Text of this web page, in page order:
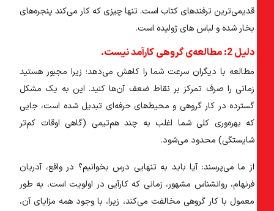
قدیمی‌ترین ترفندهای کتاب است. تنها چیزی که کار می‌کند پنجره‌های
بخار شده و لباس های ژولیده است.
دلیل 2: مطالعه‌ی گروهی کارآمد نیست.
مطالعه با دیگران سرعت شما را کاهش می‌دهد؛ زیرا مجبور هستید
زمانی را صرف تمرکز بر نقاط ضعف آن‌ها کنید. این به یک مشکل
گسترده در کار گروهی و محیط‌های حرفه‌ای تبدیل شده است، جایی
که بهره‌وری کلی شما اغلب به چند هم‌تیمی (گاهی اوقات کم‌تر
شایستگی) محدود می‌شود.
از ما می‌پرسند: آیا باید به تنهایی درس بخوانیم؟ در واقع، آدریان
فرنهام، روانشناس مشهور، زمانی که کارآیی در اولویت است، به طور
معمول با کار گروهی مخالفت می‌کند، زیرا، با وجود همه مزایای آن،